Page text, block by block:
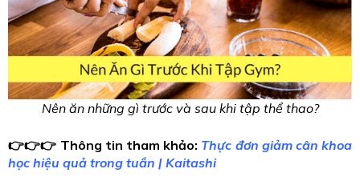
Nên ăn những gì trước và sau khi tập thể thao?
👉👉👉 Thông tin tham khảo: Thực đơn giảm cân khoa
học hiệu quả trong tuần | Kaitashi